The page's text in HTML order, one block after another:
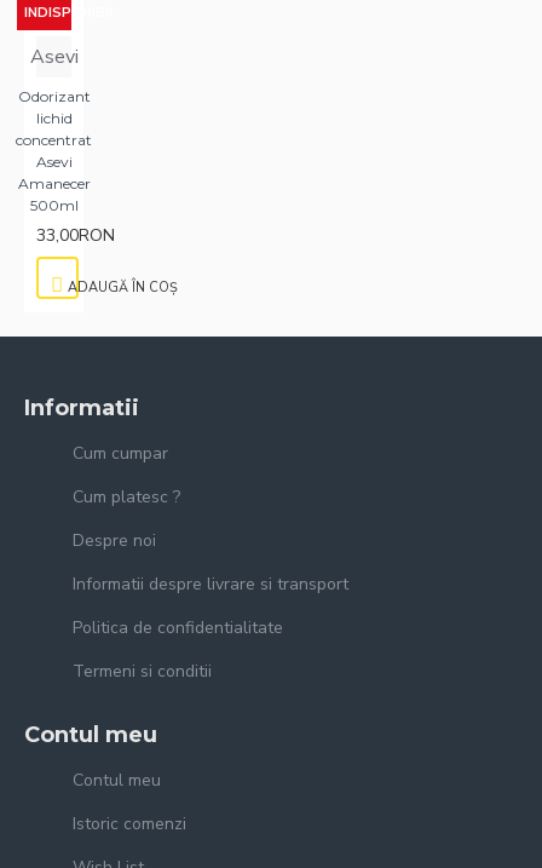
INDISPONIBIL
Asevi
Odorizant
lichid
concentrat
Asevi
Amanecer
500ml
33,00RON
ADAUGĂ ÎN COŞ
Informatii
Cum cumpar
Cum platesc ?
Despre noi
Informatii despre livrare si transport
Politica de confidentialitate
Termeni si conditii
Contul meu
Contul meu
Istoric comenzi